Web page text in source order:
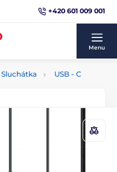
+420 601 009 001
Menu
Sluchátka USB - C